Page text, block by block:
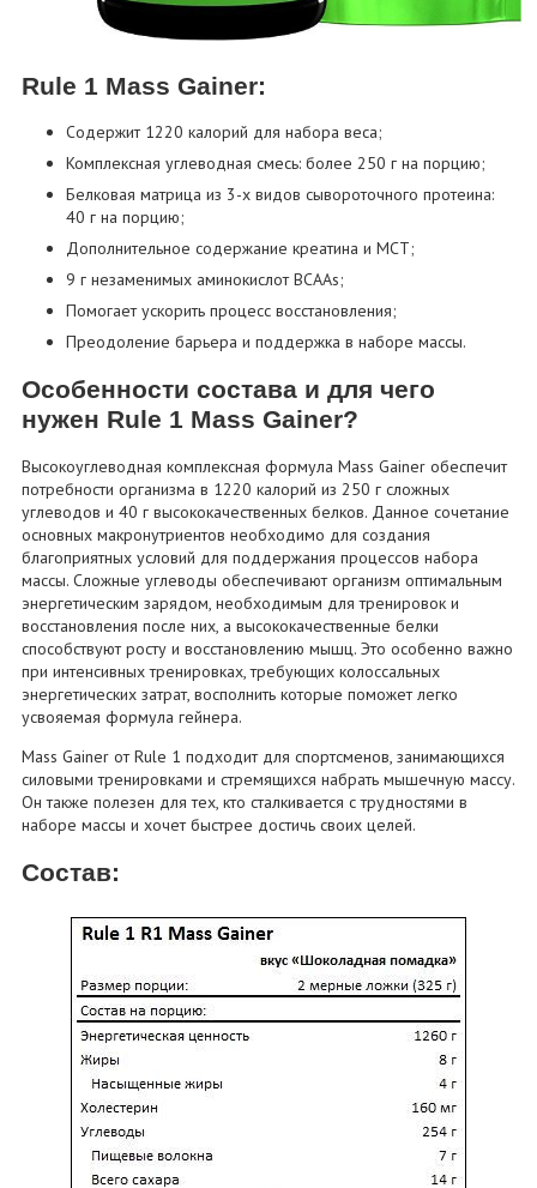
Rule 1 Mass Gainer:
Содержит 1220 калорий для набора веса;
Комплексная углеводная смесь: более 250 г на порцию;
Белковая матрица из 3-х видов сывороточного протеина:
40 г на порцию;
Дополнительное содержание креатина и МСТ;
9 г незаменимых аминокислот BCAAs;
Помогает ускорить процесс восстановления;
Преодоление барьера и поддержка в наборе массы.
Особенности состава и для чего
нужен Rule 1 Mass Gainer?
Высокоуглеводная комплексная формула Mass Gainer обеспечит
потребности организма в 1220 калорий из 250 г сложных
углеводов и 40 г высококачественных белков. Данное сочетание
основных макронутриентов необходимо для создания
благоприятных условий для поддержания процессов набора
массы. Сложные углеводы обеспечивают организм оптимальным
энергетическим зарядом, необходимым для тренировок и
восстановления после них, а высококачественные белки
способствуют росту и восстановлению мышц. Это особенно важно
при интенсивных тренировках, требующих колоссальных
энергетических затрат, восполнить которые поможет легко
усвояемая формула гейнера.
Mass Gainer от Rule 1 подходит для спортсменов, занимающихся
силовыми тренировками и стремящихся набрать мышечную массу.
Он также полезен для тех, кто сталкивается с трудностями в
наборе массы и хочет быстрее достичь своих целей.
Состав: